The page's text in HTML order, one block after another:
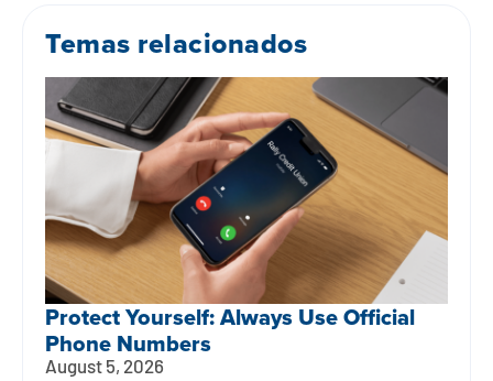
Temas relacionados
Protect Yourself: Always Use Official
Phone Numbers
August 5, 2026